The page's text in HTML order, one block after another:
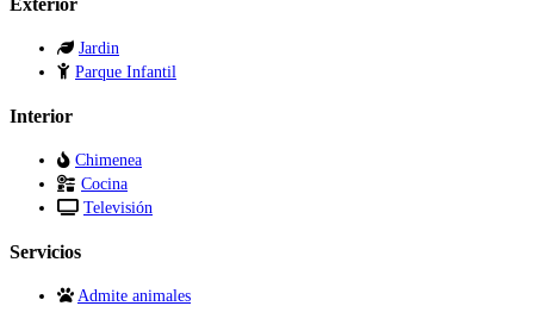
Jardin
Parque Infantil
Interior
Chimenea
Cocina
Televisión
Servicios
Admite animales